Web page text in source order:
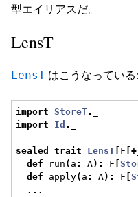
型エイリアスだ。
LensT
LensT はこうなっている:
import StoreT.
import
Id .
sealed trait LensT F [+
def run ( a : A): F [
def apply( a : A): F [
...